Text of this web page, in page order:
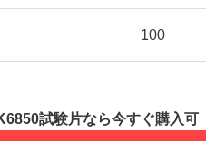
100
試験片なら今すぐ購入可